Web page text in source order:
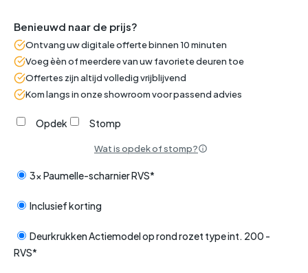
Benieuwd naar de prijs?
Ontvang uw digitale offerte binnen 10 minuten
Voeg èèn of meerdere van uw favoriete deuren toe
Offertes zijn altijd volledig vrijblijvend
Kom langs in onze showroom voor passend advies
Opdek Stomp
Wat is opdek of stomp?
3x Paumelle-scharnier RVS*
Inclusief korting
Deurkrukken Actiemodel op rond rozet type int. 200 -
RVS*